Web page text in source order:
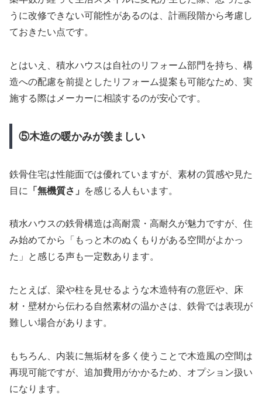
うに改修できない可能性があるのは、計画段階から考慮し
ておきたい点です。
とはいえ、積水ハウスは自社のリフォーム部門を持ち、構
造への配慮を前提としたリフォーム提案も可能なため、実
施する際はメーカーに相談するのが安心です。
⑤木造の暖かみが羨ましい
鉄骨住宅は性能面では優れていますが、素材の質感や見た
目に
「無機質さ」 を感じる人もいます。
積水ハウスの鉄骨構造は高耐震・高耐久が魅力ですが、住
み始めてから「もっと木のぬくもりがある空間がよかっ
た」と感じる声も一定数あります。
たとえば、梁や柱を見せるような木造特有の意匠や、床
材・壁材から伝わる自然素材の温かさは、鉄骨では表現が
難しい場合があります。
もちろん、内装に無垢材を多く使うことで木造風の空間は
再現可能ですが、追加費用がかかるため、オプション扱い
になります。